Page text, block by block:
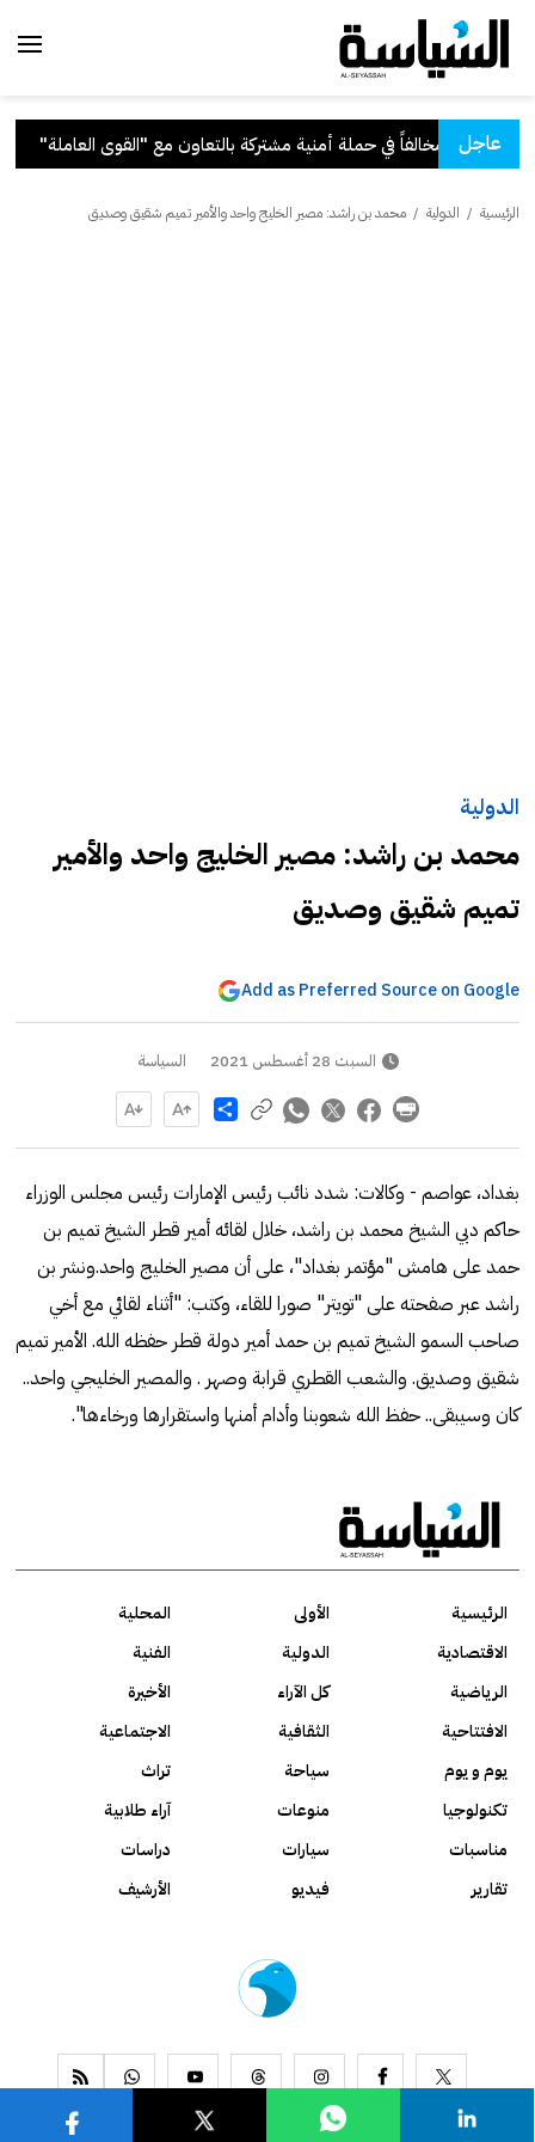
عاجلمع "القوى العاملة"
الرئيسية / الدولية / محمد بن راشد: مصير الخليج واحد والأمير تميم شقيق وصديق
الدولية
محمد بن راشد: مصير الخليج واحد والأمير
تميم شقيق وصديق
Add as Preferred Source on Google
السبت 28 أغسطس 2021 السياسة
Share
بغداد، عواصم - وكالات: شدد نائب رئيس الإمارات رئيس مجلس الوزراء
حاكم دبي الشيخ محمد بن راشد، خلال لقائه أمير قطر الشيخ تميم بن
حمد على هامش "مؤتمر بغداد"، على أن مصير الخليج واحد.ونشر بن
راشد عبر صفحته على "تويتر" صورا للقاء، وكتب: "أثناء لقائي مع أخي
صاحب السمو الشيخ تميم بن حمد أمير دولة قطر حفظه الله. الأمير تميم
شقيق وصديق. والشعب القطري قرابة وصهر . والمصير الخليجي واحد..
كان وسيبقى.. حفظ الله شعوبنا وأدام أمنها واستقرارها ورخاءها".
الرئيسية الأولى
المحلية
الاقتصادية
الدولية
الفنية
الرياضية
كل الآراء
الأخيرة
الافتتاحية
الثقافية
الاجتماعية
يوم و يوم
سياحة
تراث
تكنولوجيا
منوعات
آراء طلابية
مناسبات
سيارات
دراسات
تقارير
فيديو الأرشيف